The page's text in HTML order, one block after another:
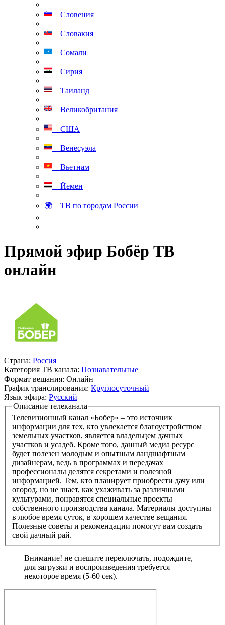
Словения
Словакия
Сомали
Сирия
Таиланд
Великобритания
США
Венесуэла
Вьетнам
Йемен
🌍 ТВ по городам России
Прямой эфир Бобёр ТВ
онлайн
Страна: Россия
Категория ТВ канала: Познавательные
Формат вещания: Онлайн
График транслирования: Круглосуточный
Язык эфира: Русский
Описание телеканала
Телевизионный канал «Бобер» – это источник
информации для тех, кто увлекается благоустройством
земельных участков, является владельцем дачных
участков и усадеб. Кроме того, данный медиа ресурс
будет полезен молодым и опытным ландшафтным
дизайнерам, ведь в программах и передачах
профессионалы делятся секретами и полезной
информацией. Тем, кто планирует приобрести дачу или
огород, но не знает, как ухаживать за различными
культурами, понравятся специальные проекты
собственного производства канала. Материалы доступны
в любое время суток, в хорошем качестве вещания.
Полезные советы и рекомендации помогут вам создать
свой дачный рай.
Внимание! не спешите переключать, подождите,
для загрузки и воспроизведения требуется
некоторое время (5-60 сек).